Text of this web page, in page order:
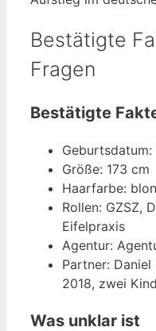
Bestätigte
Fragen
Bestätigte
Geburtsdatum:
Größe: 173 cm
Haarfarbe:
Rollen: GZSZ,
Eifelpraxis
Agentur:
Partner:
2018, zwei
Was unklar ist